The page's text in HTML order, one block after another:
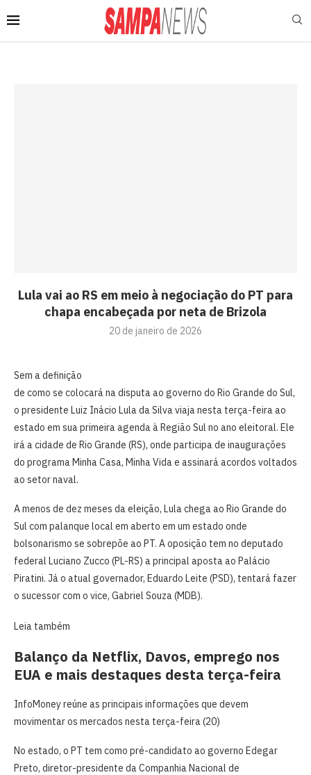
Lula vai ao RS em meio à negociação do PT para
chapa encabeçada por neta de Brizola
20 de janeiro de 2026
Sem a definição
de como se colocará na disputa ao governo do Rio Grande do Sul,
o presidente Luiz Inácio Lula da Silva viaja nesta terça-feira ao
estado em sua primeira agenda à Região Sul no ano eleitoral. Ele
irá a cidade de Rio Grande (RS), onde participa de inaugurações
do programa Minha Casa, Minha Vida e assinará acordos voltados
ao setor naval.
A menos de dez meses da eleição, Lula chega ao Rio Grande do
Sul com palanque local em aberto em um estado onde
bolsonarismo se sobrepõe ao PT. A oposição tem no deputado
federal Luciano Zucco (PL-RS) a principal aposta ao Palácio
Piratini. Já o atual governador, Eduardo Leite (PSD), tentará fazer
o sucessor com o vice, Gabriel Souza (MDB).
Leia também
Balanço da Netflix, Davos, emprego nos
EUA e mais destaques desta terça-feira
InfoMoney reúne as principais informações que devem
movimentar os mercados nesta terça-feira (20)
No estado, o PT tem como pré-candidato ao governo Edegar
Preto, diretor-presidente da Companhia Nacional de